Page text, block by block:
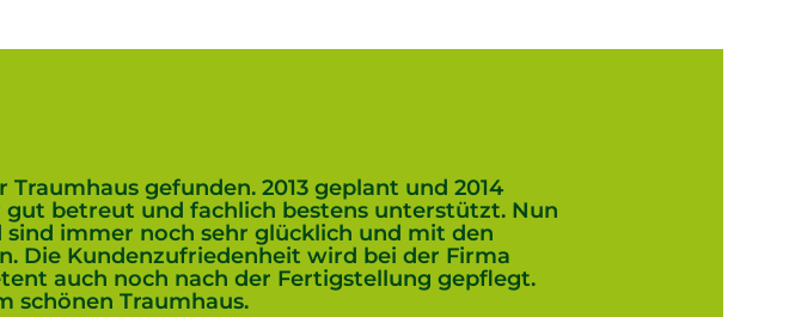
gefunden. 2013 geplant und 2014
betreut und fachlich bestens unterstützt. Nun
immer noch sehr glücklich und mit den
Die Kundenzufriedenheit wird bei der Firma
auch noch nach der Fertigstellung gepflegt.
schönen Traumhaus.